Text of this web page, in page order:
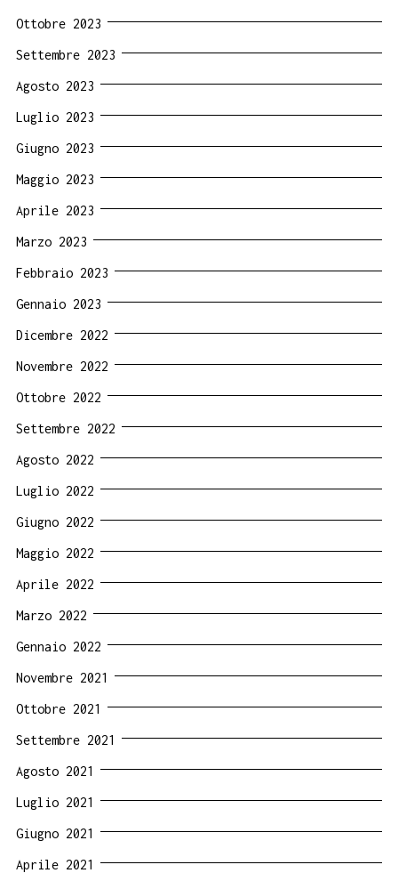
Ottobre 2023
Settembre 2023
Agosto 2023
Luglio 2023
Giugno 2023
Maggio 2023
Aprile 2023
Marzo 2023
Febbraio 2023
Gennaio 2023
Dicembre 2022
Novembre 2022
Ottobre 2022
Settembre 2022
Agosto 2022
Luglio 2022
Giugno 2022
Maggio 2022
Aprile 2022
Marzo 2022
Gennaio 2022
Novembre 2021
Ottobre 2021
Settembre 2021
Agosto 2021
Luglio 2021
Giugno 2021
Aprile 2021